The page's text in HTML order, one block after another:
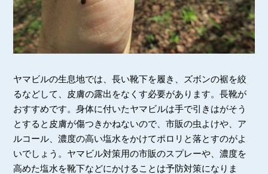
ヤマビルの生息地では、長い靴下を履き、ズボンの裾を絞
るなどして、皮膚の露出をなくす必要があります。長靴が
おすすめです。身体に付いたヤマビルは手で引きはがそう
とすると皮膚が傷つきかねないので、市販の虫よけや、ア
ルコール、濃度の高い塩水をかけてポロリと落とすのがよ
いでしょう。ヤマビル対策用の市販のスプレーや、濃度を
高めた塩水を靴下などにかけることは予防対策になりま